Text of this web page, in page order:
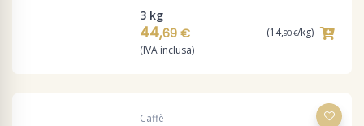
3 kg
44,69 € (14,90 €/kg)
(IVA inclusa)
Caffè